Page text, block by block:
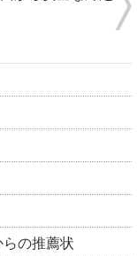
の推薦状
状